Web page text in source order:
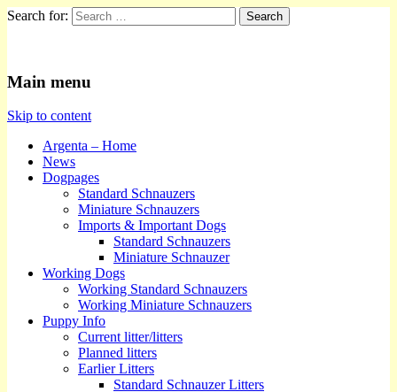
Search for:
Main menu
Skip to content
Argenta – Home
News
Dogpages
Standard Schnauzers
Miniature Schnauzers
Imports & Important Dogs
Standard Schnauzers
Miniature Schnauzer
Working Dogs
Working Standard Schnauzers
Working Miniature Schnauzers
Puppy Info
Current litter/litters
Planned litters
Earlier Litters
Standard Schnauzer Litters